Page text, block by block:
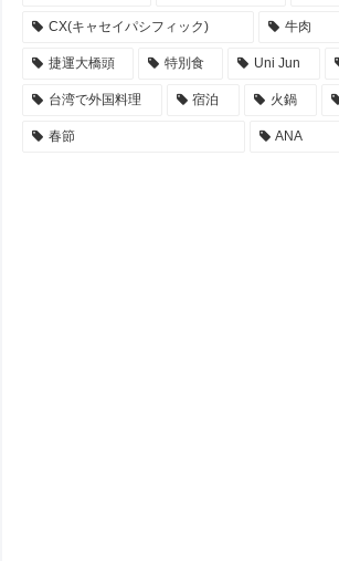
CX(キャセイパシフィック) 牛肉
捷運大橋頭 特別食 Uni Jun
台湾で外国料理 宿泊 火鍋
春節 ANA